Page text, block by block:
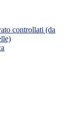
controllati (da